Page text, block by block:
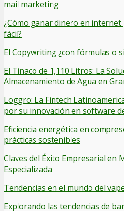
mail marketing
¿Cómo ganar dinero en internet
fácil?
El Copywriting ¿con fórmulas o
El Tinaco de 1,110 Litros: La
Almacenamiento de Agua en
Loggro: La Fintech
por su innovación en software
Eficiencia energética en
prácticas sostenibles
Claves del Éxito Empresarial en
Especializada
Tendencias en el mundo del
Explorando las tendencias de